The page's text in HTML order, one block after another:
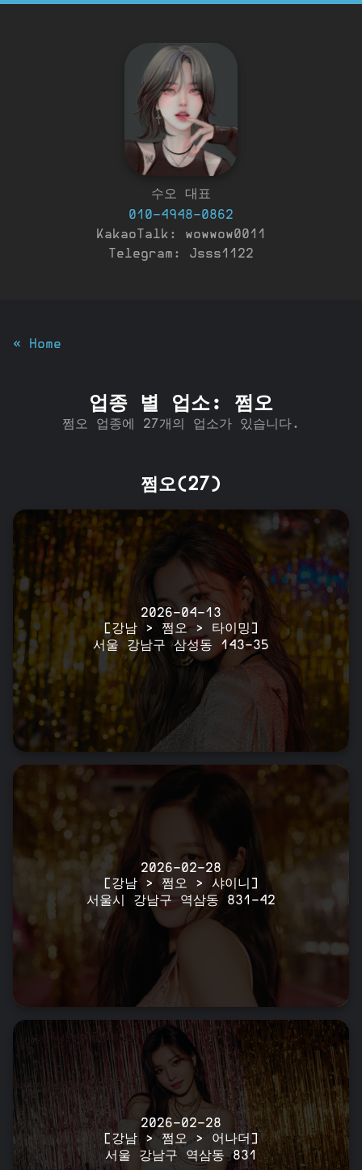
수오 대표
010-4948-0862
KakaoTalk: wowwow0011
Telegram: Jsss1122
« Home
업종 별 업소: 쩜오
쩜오 업종에 27개의 업소가 있습니다.
쩜오(27)
2026-04-13
[강남 > 쩜오 > 타이밍]
서울 강남구 삼성동 143-35
2026-02-28
[강남 > 쩜오 > 샤이니]
서울시 강남구 역삼동 831-42
2026-02-28
[강남 > 쩜오 > 어나더]
서울 강남구 역삼동 831